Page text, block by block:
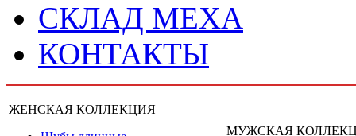
СКЛАД МЕХА
КОНТАКТЫ
ЖЕНСКАЯ КОЛЛЕКЦИЯ
МУЖСКАЯ